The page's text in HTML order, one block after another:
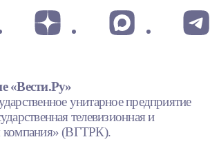
«Вести.Ру»
унитарное предприятие
телевизионная и
компания» (ВГТРК).